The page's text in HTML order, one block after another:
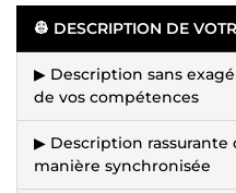
👷 DESCRIPTION DE
▶ Description sans
de vos compétences
▶ Description rassurante
manière synchronisée